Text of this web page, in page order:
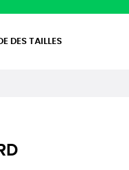
DES TAILLES